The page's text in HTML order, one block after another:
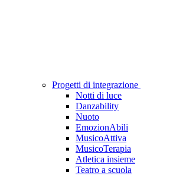
Progetti di integrazione
Notti di luce
Danzability
Nuoto
EmozionAbili
MusicoAttiva
MusicoTerapia
Atletica insieme
Teatro a scuola